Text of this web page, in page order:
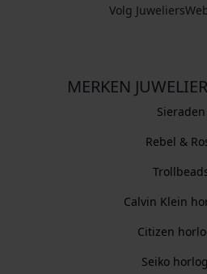
Volg
MERKEN
Sieraden
Rebel &
Calvin Klein
Citizen
Seiko